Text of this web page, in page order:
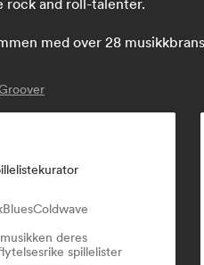
rock and roll-talenter.
med over 28
BluesColdwave
deres
spillelister